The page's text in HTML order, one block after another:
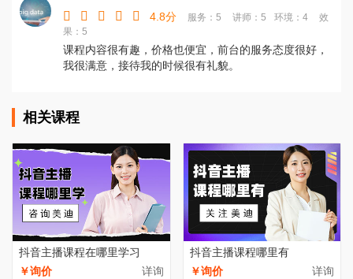
4.8分
服务：5 讲师：5 环境：4
效
果：5
课程内容很有趣，价格也便宜，前台的服务态度很好，
我很满意，接待我的时候很有礼貌。
相关课程
抖音主播课程在哪里学习
￥询价
详询
抖音主播课程哪里有
￥询价
详询